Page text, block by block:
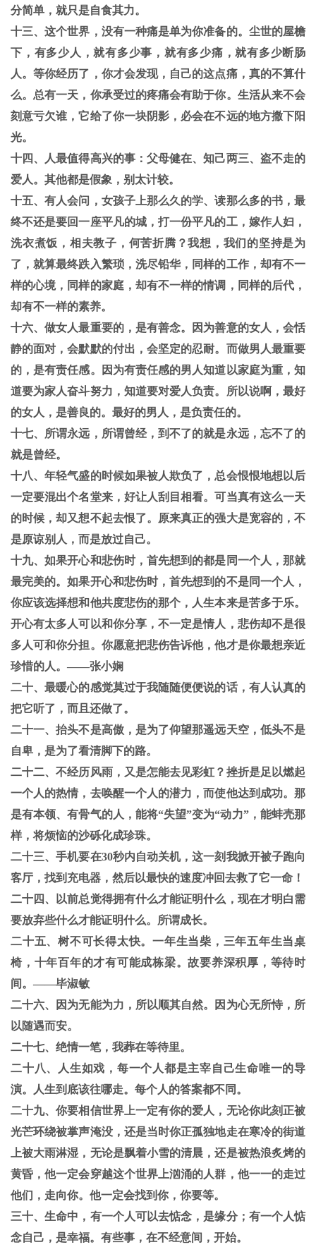
分简单，就只是自食其力。
十三、这个世界，没有一种痛是单为你准备的。尘世的屋檐
下，有多少人，就有多少事，就有多少痛，就有多少断肠
人。等你经历了，你才会发现，自己的这点痛，真的不算什
么。总有一天，你承受过的疼痛会有助于你。生活从来不会
刻意亏欠谁，它给了你一块阴影，必会在不远的地方撒下阳
光。
十四、人最值得高兴的事：父母健在、知己两三、盗不走的
爱人。其他都是假象，别太计较。
十五、有人会问，女孩子上那么久的学、读那么多的书，最
终不还是要回一座平凡的城，打一份平凡的工，嫁作人妇，
洗衣煮饭，相夫教子，何苦折腾？我想，我们的坚持是为
了，就算最终跌入繁琐，洗尽铅华，同样的工作，却有不一
样的心境，同样的家庭，却有不一样的情调，同样的后代，
却有不一样的素养。
十六、做女人最重要的，是有善念。因为善意的女人，会恬
静的面对，会默默的付出，会坚定的忍耐。而做男人最重要
的，是有责任感。因为有责任感的男人知道以家庭为重，知
道要为家人奋斗努力，知道要对爱人负责。所以说啊，最好
的女人，是善良的。最好的男人，是负责任的。
十七、所谓永远，所谓曾经，到不了的就是永远，忘不了的
就是曾经。
十八、年轻气盛的时候如果被人欺负了，总会恨恨地想以后
一定要混出个名堂来，好让人刮目相看。可当真有这么一天
的时候，却又想不起去恨了。原来真正的强大是宽容的，不
是原谅别人，而是放过自己。
十九、如果开心和悲伤时，首先想到的都是同一个人，那就
最完美的。如果开心和悲伤时，首先想到的不是同一个人，
你应该选择想和他共度悲伤的那个，人生本来是苦多于乐。
开心有太多人可以和你分享，不一定是情人，悲伤却不是很
多人可和你分担。你愿意把悲伤告诉他，他才是你最想亲近
珍惜的人。——张小娴
二十、最暖心的感觉莫过于我随随便便说的话，有人认真的
把它听了，而且还做了。
二十一、抬头不是高傲，是为了仰望那遥远天空，低头不是
自卑，是为了看清脚下的路。
二十二、不经历风雨，又是怎能去见彩虹？挫折是足以燃起
一个人的热情，去唤醒一个人的潜力，而使他达到成功。那
是有本领、有骨气的人，能将“失望”变为“动力”，能蚌壳那
样，将烦恼的沙砾化成珍珠。
二十三、手机要在30秒内自动关机，这一刻我掀开被子跑向
客厅，找到充电器，然后以最快的速度冲回去救了它一命！
二十四、以前总觉得拥有什么才能证明什么，现在才明白需
要放弃些什么才能证明什么。所谓成长。
二十五、树不可长得太快。一年生当柴，三年五年生当桌
椅，十年百年的才有可能成栋梁。故要养深积厚，等待时
间。——毕淑敏
二十六、因为无能为力，所以顺其自然。因为心无所恃，所
以随遇而安。
二十七、绝情一笔，我葬在等待里。
二十八、人生如戏，每一个人都是主宰自己生命唯一的导
演。人生到底该往哪走。每个人的答案都不同。
二十九、你要相信世界上一定有你的爱人，无论你此刻正被
光芒环绕被掌声淹没，还是当时你正孤独地走在寒冷的街道
上被大雨淋湿，无论是飘着小雪的清晨，还是被热浪炙烤的
黄昏，他一定会穿越这个世界上汹涌的人群，他一一的走过
他们，走向你。他一定会找到你，你要等。
三十、生命中，有一个人可以去惦念，是缘分；有一个人惦
念自己，是幸福。有些事，在不经意间，开始。